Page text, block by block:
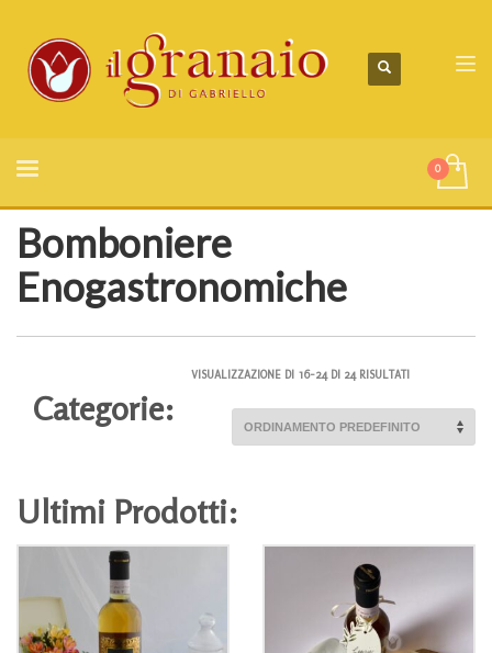
Bomboniere
Enogastronomiche
Categorie:
VISUALIZZAZIONE DI 16-24 DI 24 RISULTATI
Ultimi Prodotti: